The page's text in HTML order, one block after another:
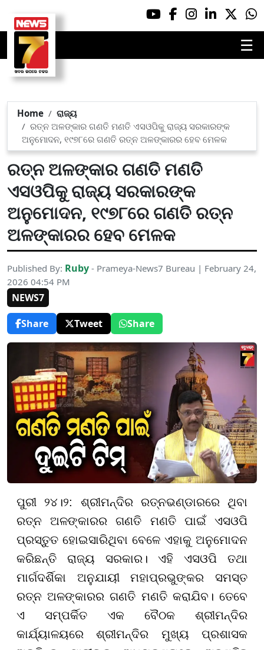
☰
Home
ରାଜ୍ୟ
ରତ୍ନ ଅଳଙ୍କାର ଗଣତି ମଣତି ଏସଓପିକୁ ରାଜ୍ୟ ସରକାରଙ୍କ
ଅନୁମୋଦନ, ୧୯୭୮ରେ ଗଣତି ରତ୍ନ ଅଳଙ୍କାରର ହେବ ମେଳକ
ରତ୍ନ ଅଳଙ୍କାର ଗଣତି ମଣତି
ଏସଓପିକୁ ରାଜ୍ୟ ସରକାରଙ୍କ
ଅନୁମୋଦନ, ୧୯୭୮ରେ ଗଣତି ରତ୍ନ
ଅଳଙ୍କାରର ହେବ ମେଳକ
Published By: Ruby - Prameya-News7 Bureau | February 24,
2026 04:54 PM
NEWS7
Share
Tweet Share
ପୁରୀ ୨୪।୨: ଶ୍ରୀମନ୍ଦିର ରତ୍ନଭଣ୍ଡାରରେ ଥିବା
ରତ୍ନ ଅଳଙ୍କାରର ଗଣତି ମଣତି ପାଇଁ ଏସଓପି
ପ୍ରସ୍ତୁତ ହୋଇସାରିଥିବା ବେଳେ ଏହାକୁ ଅନୁମୋଦନ
କରିଛନ୍ତି ରାଜ୍ୟ ସରକାର। ଏହି ଏସଓପି ତଥା
ମାର୍ଗଦର୍ଶିକା ଅନୁଯାୟୀ ମହାପ୍ରଭୁଙ୍କର ସମସ୍ତ
ରତ୍ନ ଅଳଙ୍କାରର ଗଣତି ମଣତି କରାଯିବ। ତେବେ
ଏ ସମ୍ପର୍କିତ ଏକ ବୈଠକ ଶ୍ରୀମନ୍ଦିର
କାର୍ଯ୍ୟାଳୟରେ ଶ୍ରୀମନ୍ଦିର ମୁଖ୍ୟ ପ୍ରଶାସକ